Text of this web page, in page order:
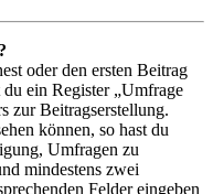
oder den ersten Beitrag
du ein Register „Umfrage
zur Beitragserstellung.
können, so hast du
Umfragen zu
mindestens zwei
Felder eingeben